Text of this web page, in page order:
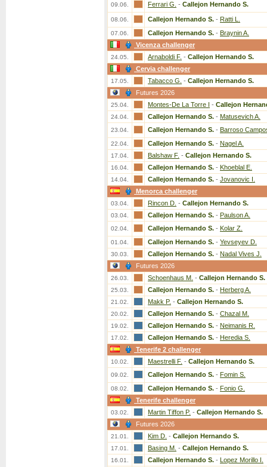
09.06. Ferrari G. - Callejon Hernando S.
08.06. Callejon Hernando S. - Ratti L.
07.06. Callejon Hernando S. - Braynin A.
Vicenza challenger
24.05. Arnaboldi F. - Callejon Hernando S.
Cervia challenger
17.05. Tabacco G. - Callejon Hernando S.
Futures 2026
25.04. Montes-De La Torre I - Callejon
24.04. Callejon Hernando S. - Matusevich A.
23.04. Callejon Hernando S. - Barroso
22.04. Callejon Hernando S. - Nagel A.
17.04. Balshaw F. - Callejon Hernando S.
16.04. Callejon Hernando S. - Khoeblal E.
14.04. Callejon Hernando S. - Jovanovic I.
Menorca challenger
03.04. Rincon D. - Callejon Hernando S.
03.04. Callejon Hernando S. - Paulson A.
02.04. Callejon Hernando S. - Kolar Z.
01.04. Callejon Hernando S. - Yevseyev D.
30.03. Callejon Hernando S. - Nadal Vives J.
Futures 2026
26.03. Schoenhaus M. - Callejon Hernando S.
25.03. Callejon Hernando S. - Herberg A.
21.02. Makk P. - Callejon Hernando S.
20.02. Callejon Hernando S. - Chazal M.
19.02. Callejon Hernando S. - Neimanis R.
17.02. Callejon Hernando S. - Heredia S.
Tenerife 2 challenger
10.02. Maestrelli F. - Callejon Hernando S.
09.02. Callejon Hernando S. - Fomin S.
08.02. Callejon Hernando S. - Fonio G.
Tenerife challenger
03.02. Martin Tiffon P. - Callejon Hernando S.
Futures 2026
21.01. Kim D. - Callejon Hernando S.
17.01. Basing M. - Callejon Hernando S.
16.01. Callejon Hernando S. - Lopez Morillo I.